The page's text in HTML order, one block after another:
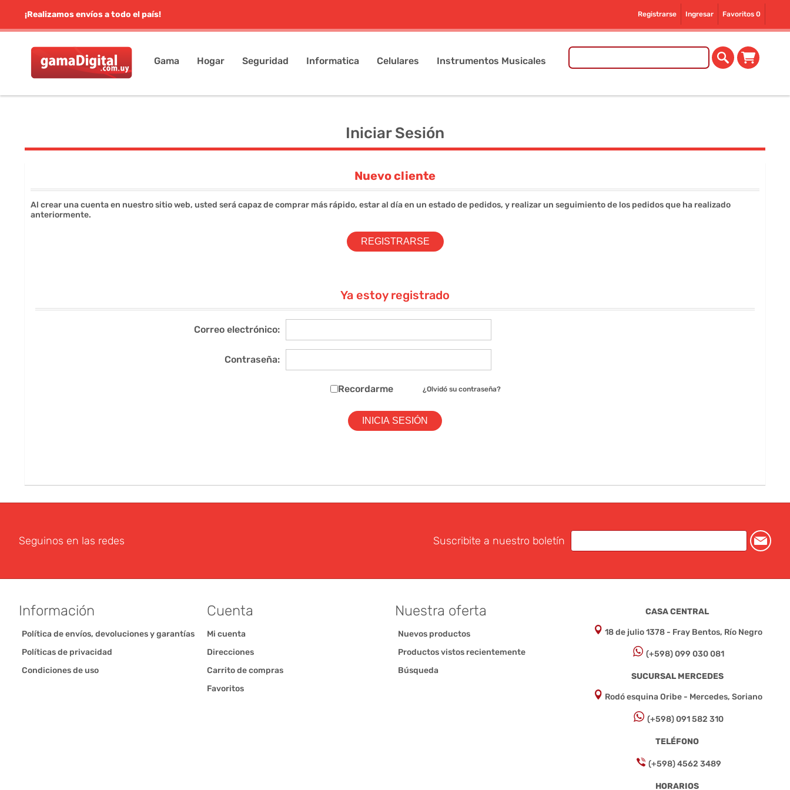
Registrarse Ingresar Favoritos 0
¡Realizamos envíos a todo el país!
Gama Hogar Seguridad Informatica Celulares Instrumentos Musicales
Iniciar Sesión
Nuevo cliente
Al crear una cuenta en nuestro sitio web, usted será capaz de comprar más rápido, estar al día en un estado de pedidos, y realizar un seguimiento de los pedidos que ha realizado
anteriormente.
Ya estoy registrado
Correo electrónico:
Contraseña:
Recordarme ¿Olvidó su contraseña?
Seguinos en las redes Suscribite a nuestro boletín
Información
Política de envíos, devoluciones y garantías
Políticas de privacidad
Condiciones de uso
Cuenta
Mi cuenta
Direcciones
Carrito de compras
Favoritos
Nuestra oferta
Nuevos productos
Productos vistos recientemente
Búsqueda
CASA CENTRAL
18 de julio 1378 - Fray Bentos, Río Negro
(+598) 099 030 081
SUCURSAL MERCEDES
Rodó esquina Oribe - Mercedes, Soriano
(+598) 091 582 310
TELÉFONO
(+598) 4562 3489
HORARIOS